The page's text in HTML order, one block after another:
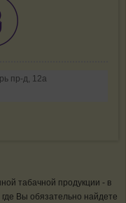
пр-д, 12а
табачной продукции - в
Вы обязательно найдете